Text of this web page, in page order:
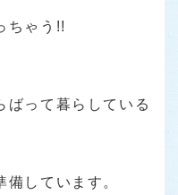
ちゃう!!
ばって暮らしている
しています。